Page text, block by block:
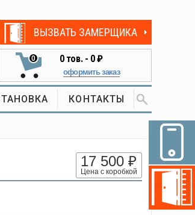
ВЫЗВАТЬ ЗАМЕРЩИКА
0 0тов. - 0 ₽
оформить заказ
КОНТАКТЫ
17 500 ₽
Цена с коробкой